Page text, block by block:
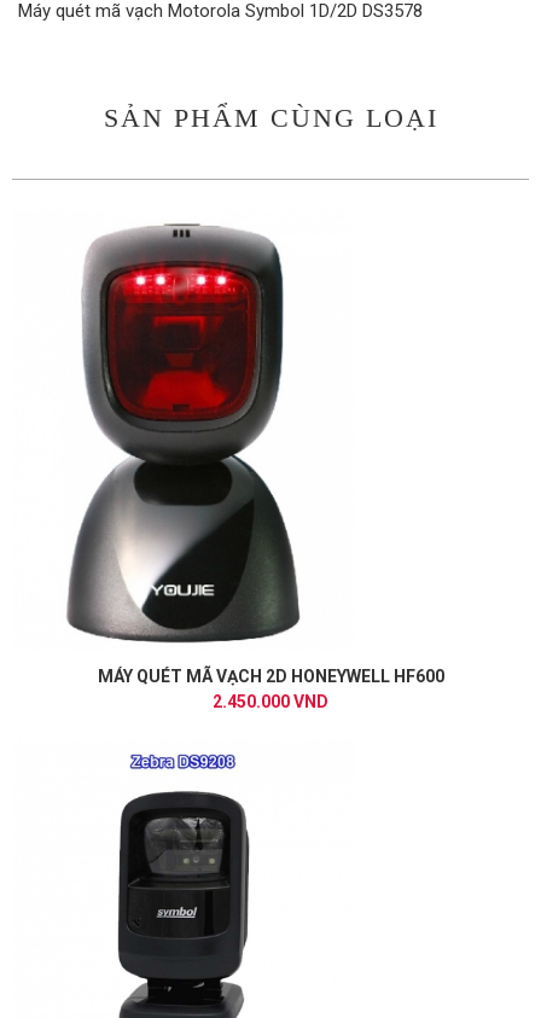
Máy quét mã vạch Motorola Symbol 1D/2D DS3578
SẢN PHẨM CÙNG LOẠI
MÁY QUÉT MÃ VẠCH 2D HONEYWELL HF600
2.450.000 VND